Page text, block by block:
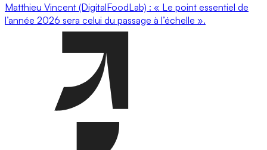
Matthieu Vincent (DigitalFoodLab) : « Le point essentiel de
l’année 2026 sera celui du passage à l’échelle ».